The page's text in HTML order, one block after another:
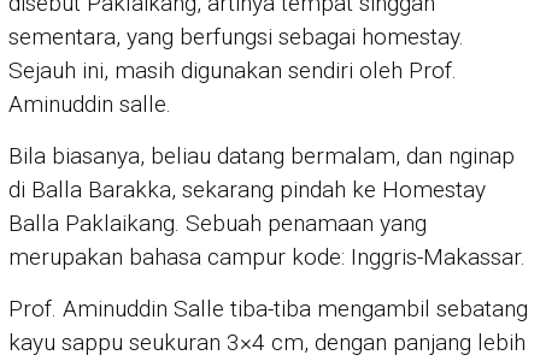
sementara, yang berfungsi sebagai homestay.
Sejauh ini, masih digunakan sendiri oleh Prof.
Aminuddin salle.
Bila biasanya, beliau datang bermalam, dan nginap
di Balla Barakka, sekarang pindah ke Homestay
Balla Paklaikang. Sebuah penamaan yang
merupakan bahasa campur kode: Inggris-Makassar.
Prof. Aminuddin Salle tiba-tiba mengambil sebatang
kayu sappu seukuran 3×4 cm, dengan panjang lebih